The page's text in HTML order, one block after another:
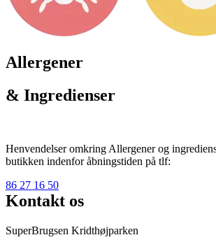
Allergener
& Ingredienser
Henvendelser omkring Allergener og
butikken indenfor åbningstiden på tlf:
86 27 16 50
Kontakt os
SuperBrugsen Kridthøjparken